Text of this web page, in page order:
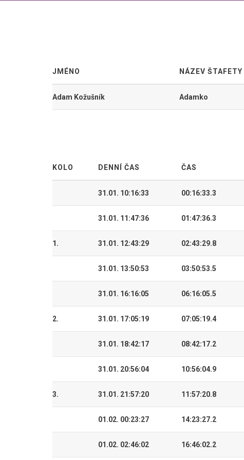
JMÉNO NÁZEV ŠTAFETY
Adam Kožušník Adamko
KOLO DENNÍ ČAS ČAS
31.01. 10:16:33 00:16:33.3
31.01. 11:47:36 01:47:36.3
1. 31.01. 12:43:29 02:43:29.8
31.01. 13:50:53 03:50:53.5
31.01. 16:16:05 06:16:05.5
2. 31.01. 17:05:19 07:05:19.4
31.01. 18:42:17 08:42:17.2
31.01. 20:56:04 10:56:04.9
3. 31.01. 21:57:20 11:57:20.8
01.02. 00:23:27 14:23:27.2
01.02. 02:46:02 16:46:02.2